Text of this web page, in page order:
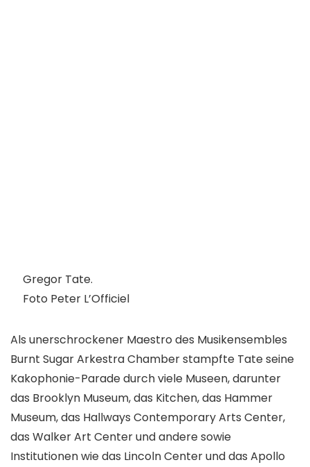
Gregor Tate.
Foto Peter L’Officiel
Als unerschrockener Maestro des Musikensembles
Burnt Sugar Arkestra Chamber stampfte Tate seine
Kakophonie-Parade durch viele Museen, darunter
das Brooklyn Museum, das Kitchen, das Hammer
Museum, das Hallways Contemporary Arts Center,
das Walker Art Center und andere sowie
Institutionen wie das Lincoln Center und das Apollo